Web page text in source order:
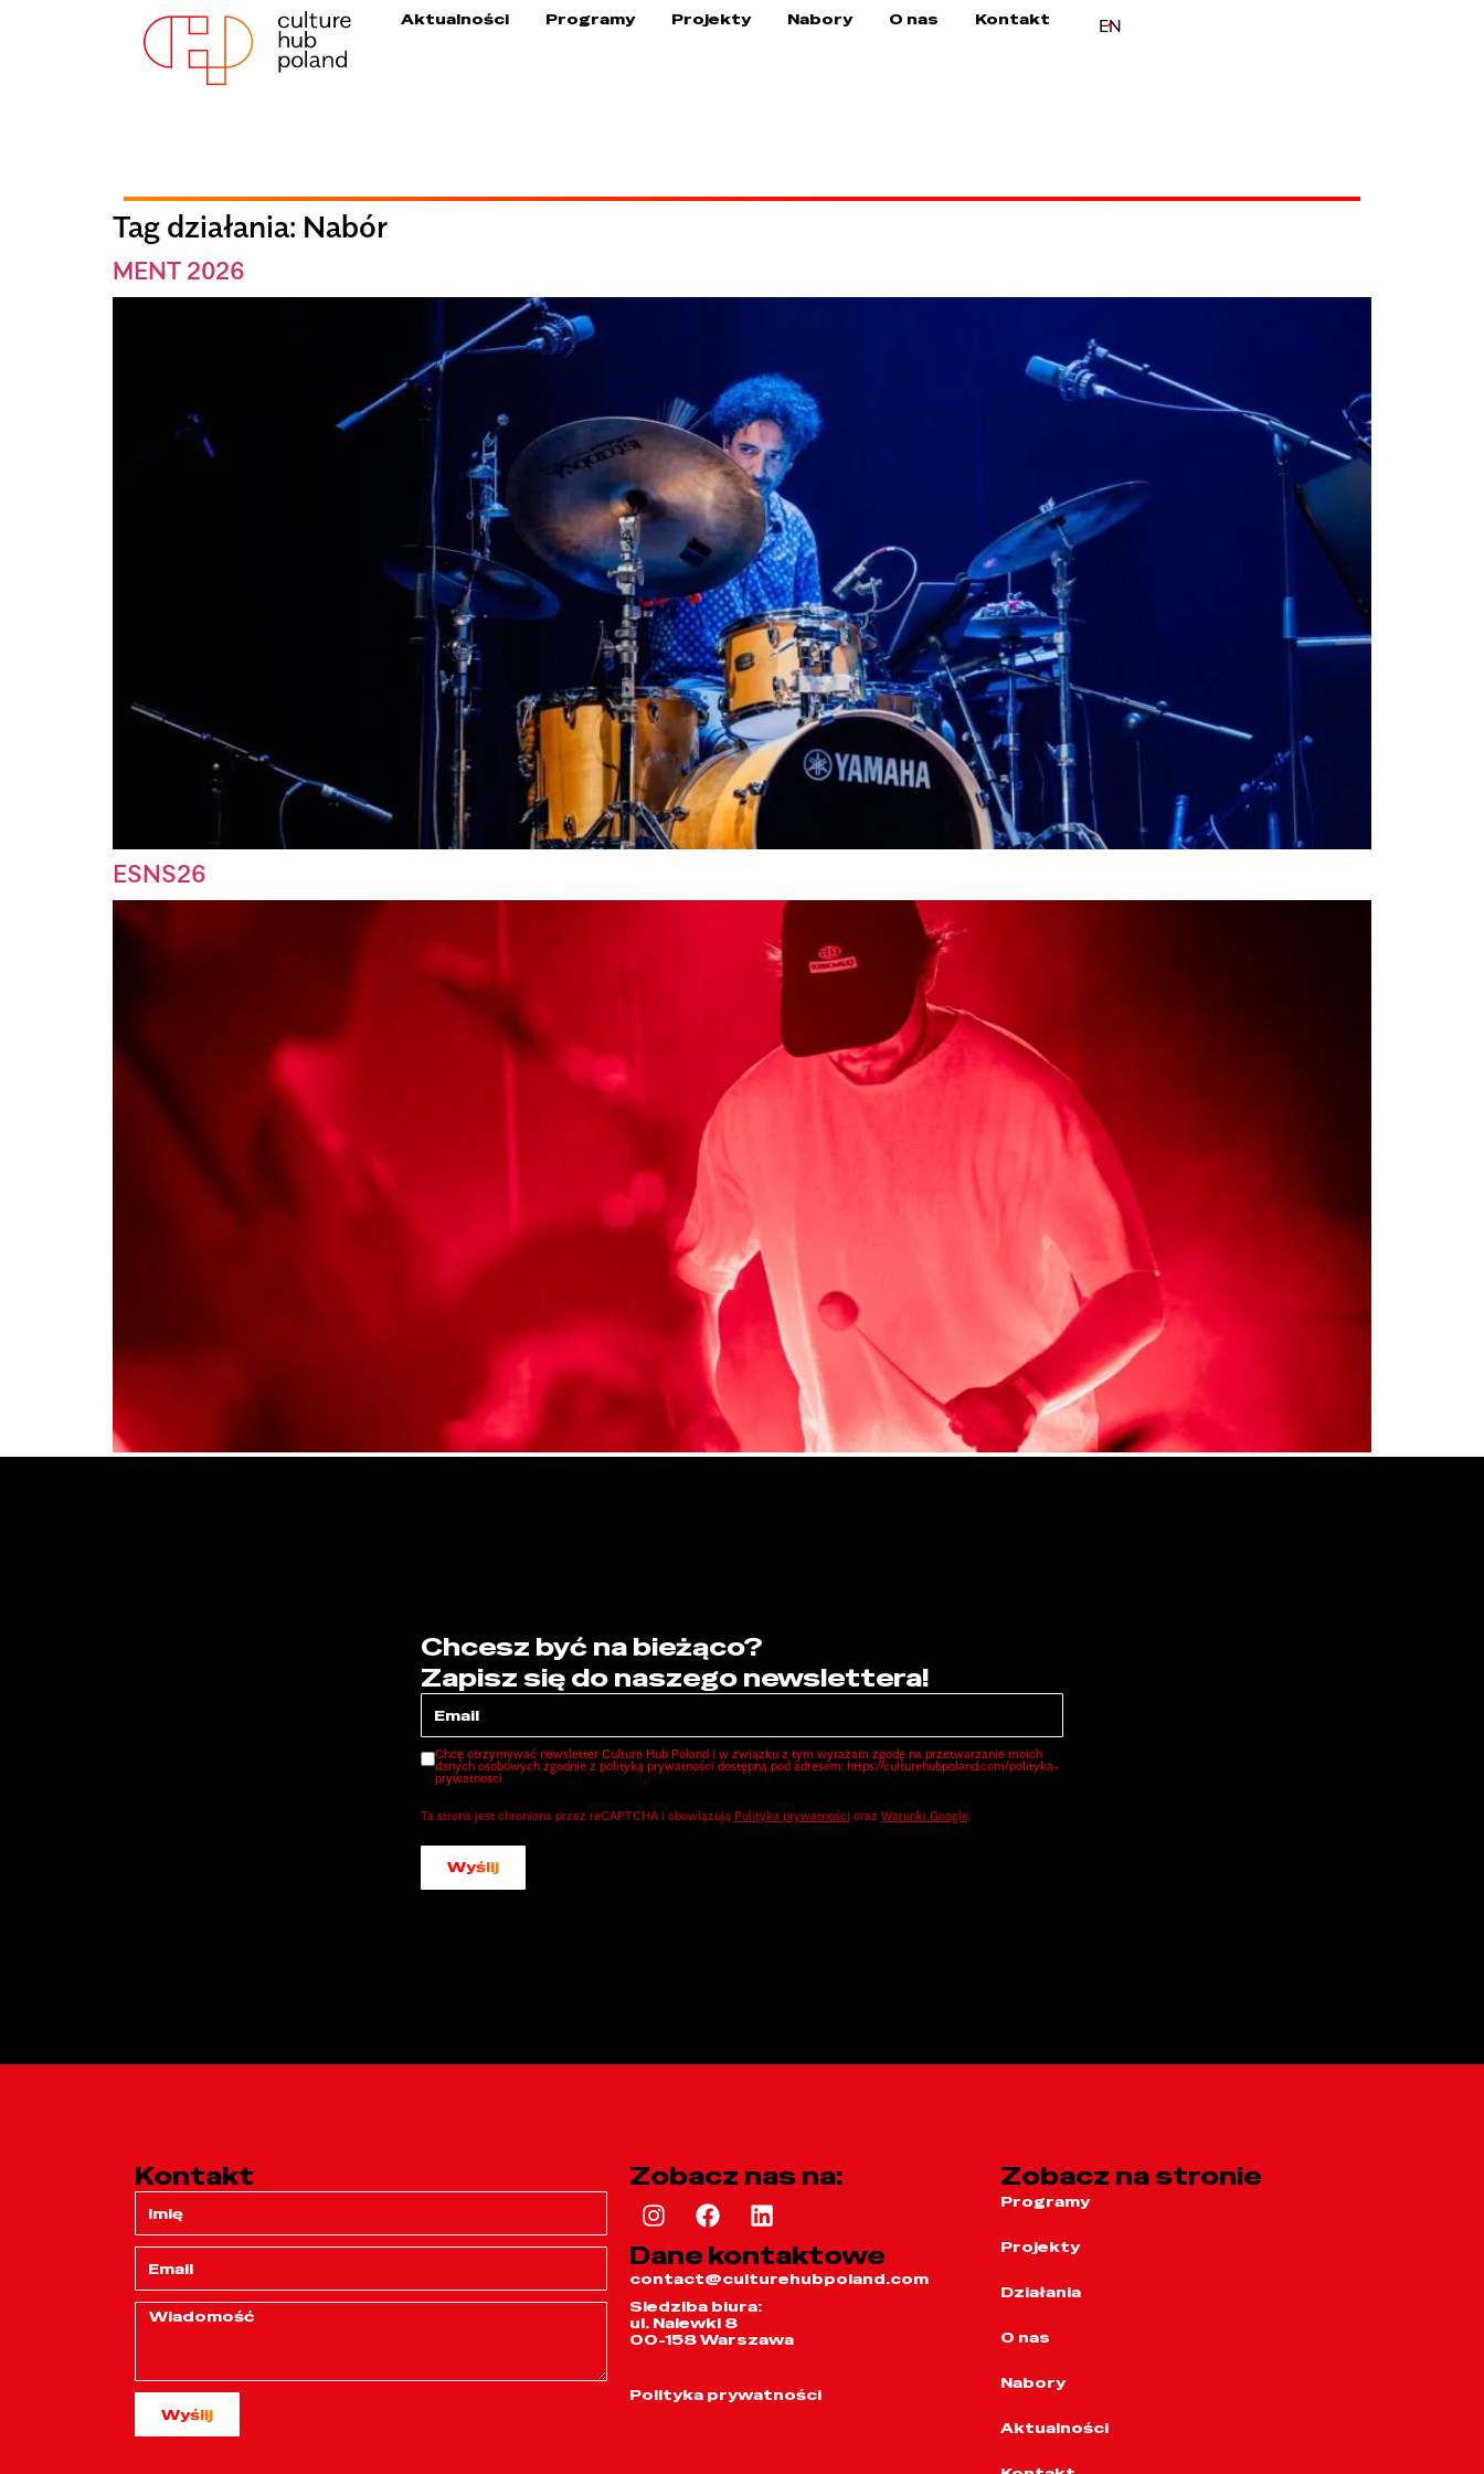
Aktualności Programy Projekty Nabory O nas Kontakt EN
Tag działania: Nabór
MENT 2026
ESNS26
Chcesz być na bieżąco?
Zapisz się do naszego newslettera!
Chcę otrzymywać newsletter Culture Hub Poland i w związku z tym wyrażam zgodę na przetwarzanie moich
danych osobowych zgodnie z polityką prywatności dostępną pod adresem: https://culturehubpoland.com/polityka-
prywatnosci
Ta strona jest chroniona przez reCAPTCHA i obowiązują Polityka prywatności oraz Warunki Google.
Wyślij
Kontakt
Wyślij
Zobacz nas na:
Dane kontaktowe
contact@culturehubpoland.com
Siedziba biura:
ul. Nalewki 8
00-158 Warszawa
Polityka prywatności
Zobacz na stronie
Programy
Projekty
Działania
O nas
Nabory
Aktualności